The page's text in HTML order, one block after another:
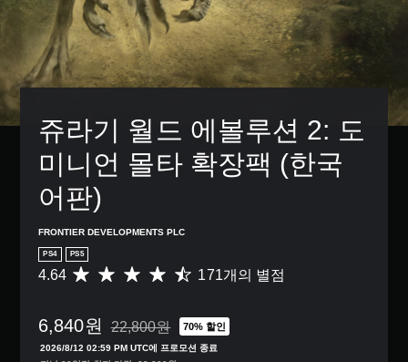
쥬라기 월드 에볼루션 2: 도
미니언 몰타 확장팩 (한국
어판)
FRONTIER DEVELOPMENTS PLC
PS4 PS5
총
1
별
점
4.64 171개의 별점
6,840원 22,800원의 원래 가격에서 할인됨
22,800원 70% 할인
2026/8/12 02:59 PM UTC에 프로모션 종료